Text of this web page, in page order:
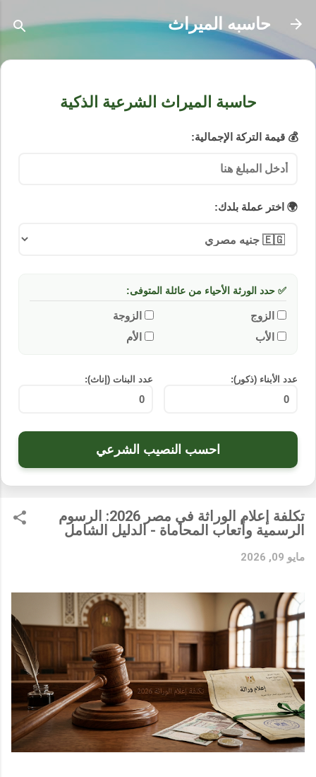
التخطي إلى المحتوى الرئيسي
حاسبه الميراث
حاسبة الميراث الشرعية الذكية
💰 قيمة التركة الإجمالية:
🌍 اختر عملة بلدك:
✅ حدد الورثة الأحياء من عائلة المتوفى:
الزوج
الزوجة
الأب
الأم
عدد الأبناء (ذكور): عدد البنات (إناث):
احسب النصيب الشرعي
تكلفة إعلام الوراثة في مصر 2026: الرسوم
الرسمية وأتعاب المحاماة - الدليل الشامل
مايو 09, 2026